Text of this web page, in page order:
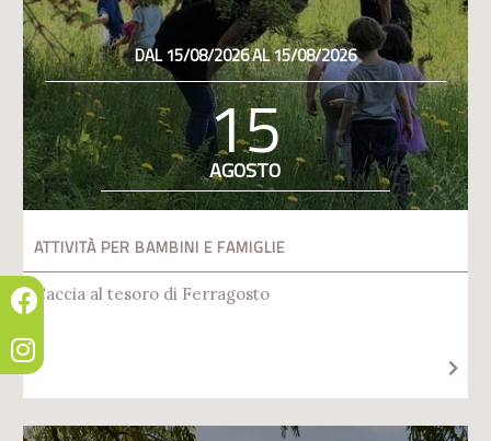
DAL 15/08/2026 AL 15/08/2026
15
AGOSTO
ATTIVITÀ PER BAMBINI E FAMIGLIE
Caccia al tesoro di Ferragosto